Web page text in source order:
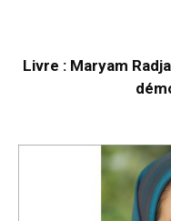
Livre : Maryam